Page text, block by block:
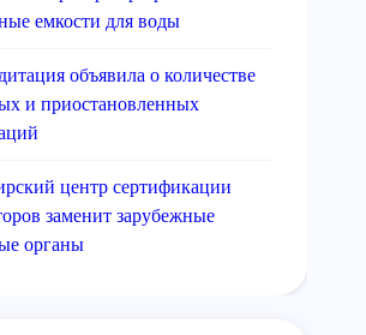
емкости для воды
объявила о количестве
и приостановленных
центр сертификации
заменит зарубежные
органы